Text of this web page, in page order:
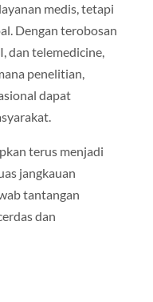
medis, tetapi
Dengan terobosan
dan telemedicine,
penelitian,
dapat
terus menjadi
jangkauan
tantangan
dan